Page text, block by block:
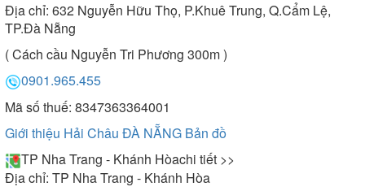
Địa chỉ: 632 Nguyễn Hữu Thọ, P.Khuê Trung, Q.Cẩm Lệ,
TP.Đà Nẵng
( Cách cầu Nguyễn Tri Phương 300m )
0901.965.455
Mã số thuế: 8347363364001
Giới thiệu Hải Châu ĐÀ NẴNG Bản đồ
TP Nha Trang - Khánh Hòachi tiết >>
Địa chỉ: TP Nha Trang - Khánh Hòa